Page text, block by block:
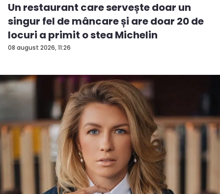
08 august 2026, 11:26
Un restaurant care servește doar un
singur fel de mâncare și are doar 20 de
locuri a primit o stea Michelin